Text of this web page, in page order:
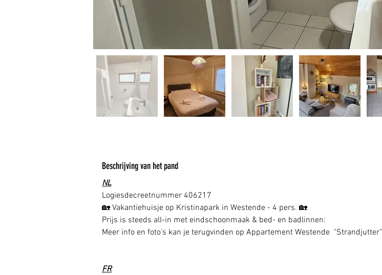
Beschrijving van het pand
NL
Logiesdecreetnummer 406217
🏡 Vakantiehuisje op Kristinapark in Westende - 4 pers. 🏡
Prijs is steeds all-in met eindschoonmaak & bed- en badlinnen:
Meer info en foto's kan je terugvinden op Appartement Westende  "Strandjutter"
FR